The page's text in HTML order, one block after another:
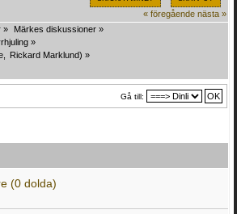
« föregående nästa »
» Märkes diskussioner »
»
Rickard Marklund) »
Gå till:
(0 dolda)